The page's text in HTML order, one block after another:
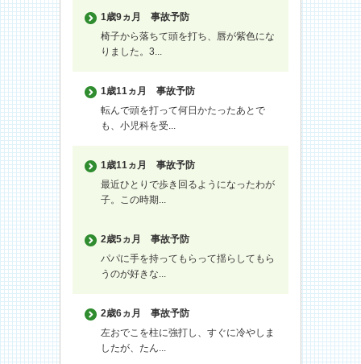
1歳9ヵ月
事故予防
椅子から落ちて頭を打ち、唇が紫色にな
りました。3...
1歳11ヵ月
事故予防
転んで頭を打って何日かたったあとで
も、小児科を受...
1歳11ヵ月
事故予防
最近ひとりで歩き回るようになったわが
子。この時期...
2歳5ヵ月
事故予防
パパに手を持ってもらって揺らしてもら
うのが好きな...
2歳6ヵ月
事故予防
左おでこを柱に強打し、すぐに冷やしま
したが、たん...